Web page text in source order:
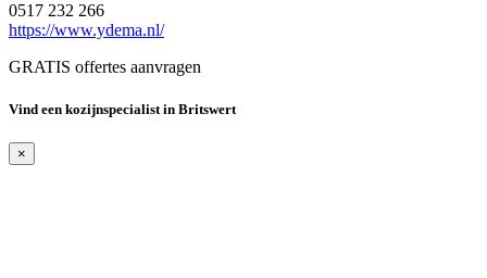
0517 232 266
https://www.ydema.nl/
GRATIS offertes aanvragen
Vind een kozijnspecialist in Britswert
×